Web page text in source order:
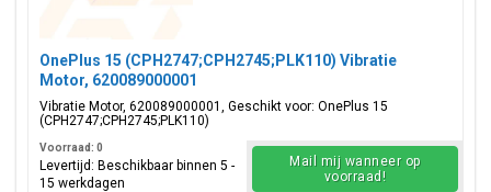
OnePlus 15 (CPH2747;CPH2745;PLK110) Vibratie
Motor, 620089000001
Vibratie Motor, 620089000001, Geschikt voor: OnePlus 15
(CPH2747;CPH2745;PLK110)
Voorraad: 0
Levertijd: Beschikbaar binnen 5 -
15 werkdagen
Mail mij wanneer op
voorraad!